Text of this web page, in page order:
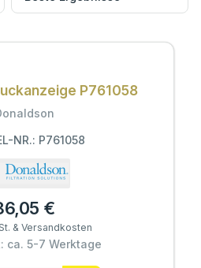
P761058
NR.: P761058
€
& Versandkosten
ca. 5-7 Werktage